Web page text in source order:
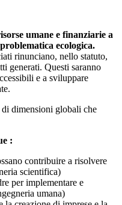
umane e finanziarie a
ecologica.
rinunciano, nello statuto,
generati. Questi saranno
e a sviluppare
dimensioni globali che
:
contribuire a risolvere
scientifica)
per implementare e
umana)